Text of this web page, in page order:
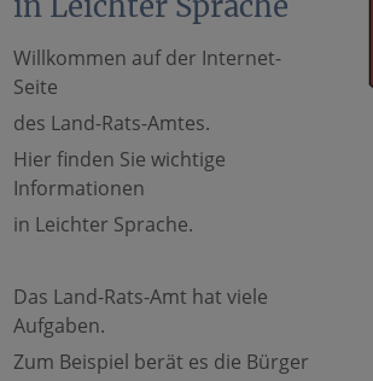
Willkommen auf der Internet-
Seite
des Land-Rats-Amtes.
Hier finden Sie wichtige
Informationen
in Leichter Sprache.
Das Land-Rats-Amt hat viele
Aufgaben.
Zum Beispiel berät es die Bürger